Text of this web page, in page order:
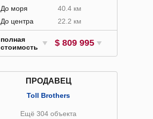
До моря
40.4 км
До центра
22.2 км
полная
стоимость
$ 809 995
ПРОДАВЕЦ
Toll Brothers
Ещё 304 объекта